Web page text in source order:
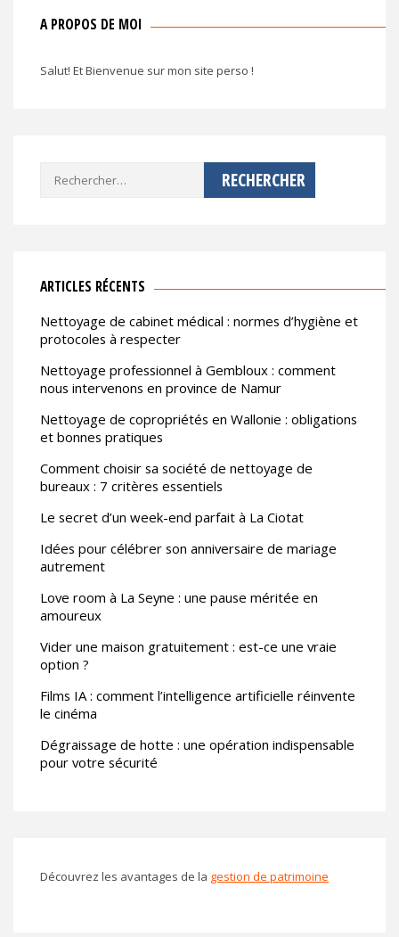
A PROPOS DE MOI
Salut! Et Bienvenue sur mon site perso !
Rechercher :
ARTICLES RÉCENTS
Nettoyage de cabinet médical : normes d’hygiène et
protocoles à respecter
Nettoyage professionnel à Gembloux : comment
nous intervenons en province de Namur
Nettoyage de copropriétés en Wallonie : obligations
et bonnes pratiques
Comment choisir sa société de nettoyage de
bureaux : 7 critères essentiels
Le secret d’un week-end parfait à La Ciotat
Idées pour célébrer son anniversaire de mariage
autrement
Love room à La Seyne : une pause méritée en
amoureux
Vider une maison gratuitement : est-ce une vraie
option ?
Films IA : comment l’intelligence artificielle réinvente
le cinéma
Dégraissage de hotte : une opération indispensable
pour votre sécurité
Découvrez les avantages de la gestion de patrimoine